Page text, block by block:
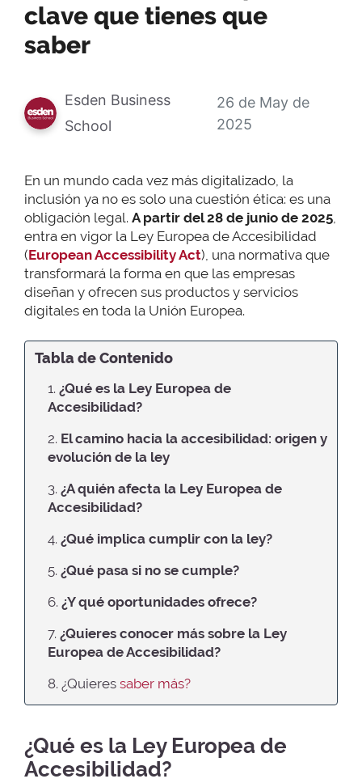
clave que tienes que
saber
Esden Business
School
26 de May de
2025
En un mundo cada vez más digitalizado, la
inclusión ya no es solo una cuestión ética: es una
obligación legal. A partir del 28 de junio de 2025
entra en vigor la Ley Europea de Accesibilidad
(European Accessibility Act), una normativa que
transformará la forma en que las empresas
diseñan y ofrecen sus productos y servicios
digitales en toda la Unión Europea.
Tabla de Contenido
1. ¿Qué es la Ley Europea de
Accesibilidad?
2. El camino hacia la accesibilidad: origen y
evolución de la ley
3. ¿A quién afecta la Ley Europea de
Accesibilidad?
4. ¿Qué implica cumplir con la ley?
5. ¿Qué pasa si no se cumple?
6. ¿Y qué oportunidades ofrece?
7. ¿Quieres conocer más sobre la Ley
Europea de Accesibilidad?
8. ¿Quieres saber más?
¿Qué es la Ley Europea de
Accesibilidad?